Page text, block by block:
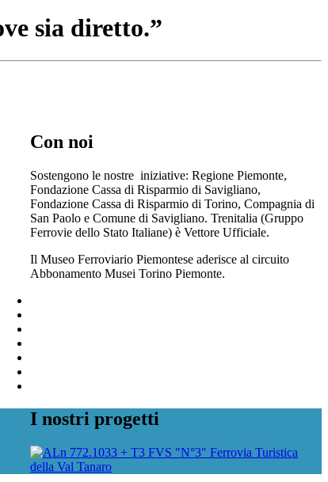
sia diretto.”
Con noi
Sostengono le nostre iniziative: Regione Piemonte,
Fondazione Cassa di Risparmio di Savigliano,
Fondazione Cassa di Risparmio di Torino, Compagnia di
San Paolo e Comune di Savigliano. Trenitalia (Gruppo
Ferrovie dello Stato Italiane) è Vettore Ufficiale.
Il Museo Ferroviario Piemontese aderisce al circuito
Abbonamento Musei Torino Piemonte.
I nostri progetti
Ferrovia Turistica
della Val Tanaro